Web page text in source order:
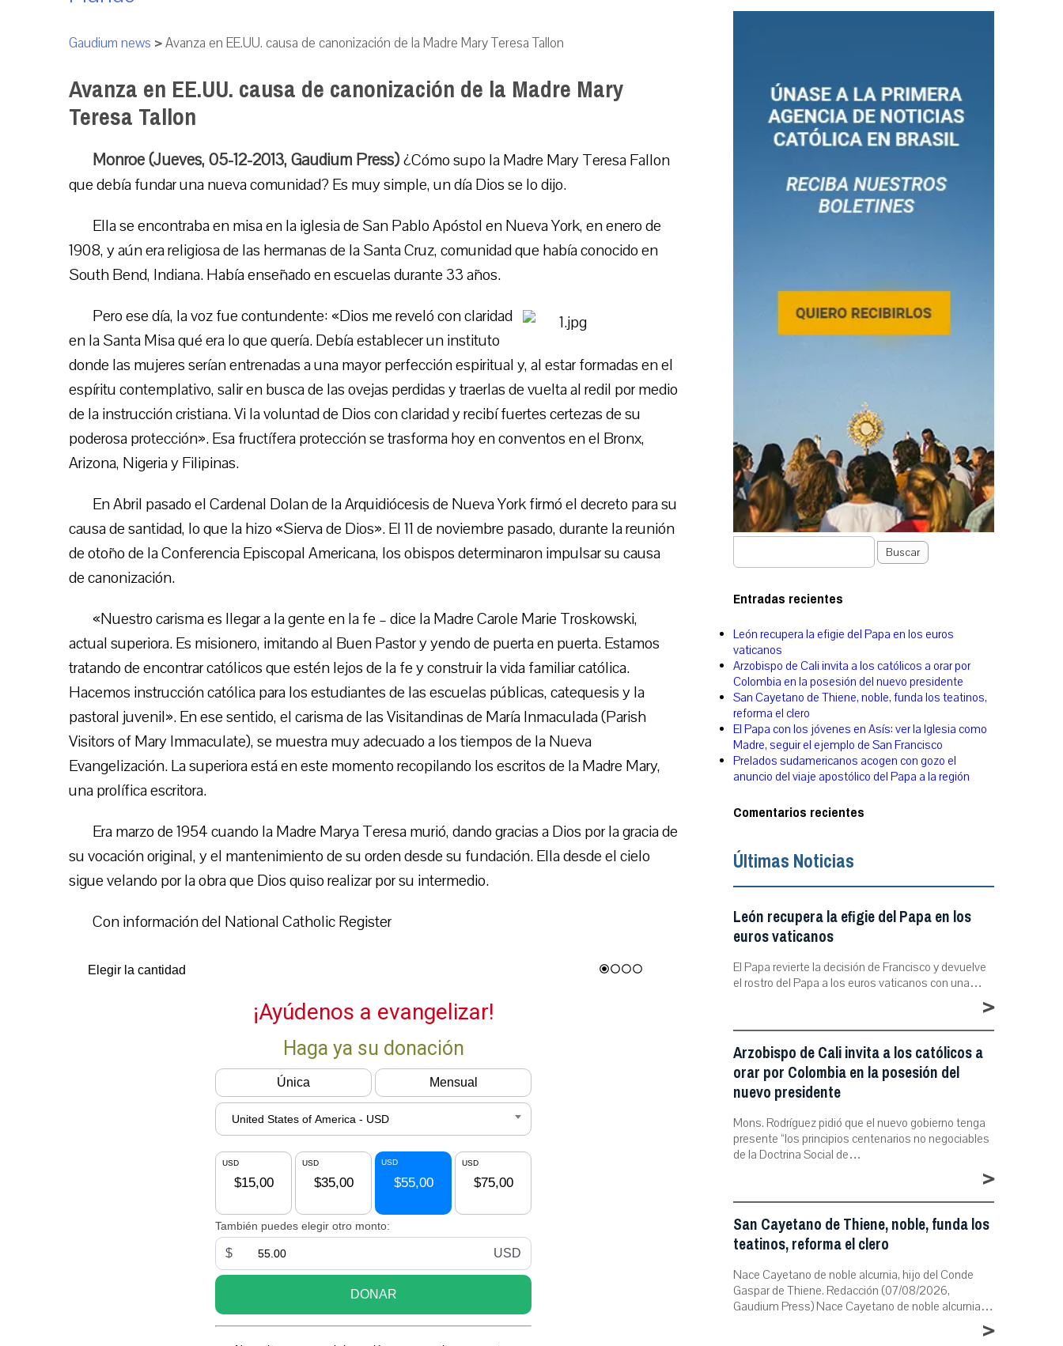
Gaudium news >Avanza en EE.UU. causa de canonización de la Madre Mary Teresa Tallon
Avanza en EE.UU. causa de canonización de la Madre Mary
Teresa Tallon
Monroe (Jueves, 05-12-2013, Gaudium Press)¿Cómo supo la Madre Mary Teresa Fallon
que debía fundar una nueva comunidad? Es muy simple, un día Dios se lo dijo.
Ella se encontraba en misa en la iglesia de San Pablo Apóstol en Nueva York, en enero de
1908, y aún era religiosa de las hermanas de la Santa Cruz, comunidad que había conocido en
South Bend, Indiana. Había enseñado en escuelas durante 33 años.
Pero ese día, la voz fue contundente: «Dios me reveló con claridad
en la Santa Misa qué era lo que quería. Debía establecer un instituto
donde las mujeres serían entrenadas a una mayor perfección espiritual y, al estar formadas en el
espíritu contemplativo, salir en busca de las ovejas perdidas y traerlas de vuelta al redil por medio
de la instrucción cristiana. Vi la voluntad de Dios con claridad y recibí fuertes certezas de su
poderosa protección». Esa fructífera protección se trasforma hoy en conventos en el Bronx,
Arizona, Nigeria y Filipinas.
En Abril pasado el Cardenal Dolan de la Arquidiócesis de Nueva York firmó el decreto para su
causa de santidad, lo que la hizo «Sierva de Dios». El 11 de noviembre pasado, durante la reunión
de otoño de la Conferencia Episcopal Americana, los obispos determinaron impulsar su causa
de canonización.
«Nuestro carisma es llegar a la gente en la fe – dice la Madre Carole Marie Troskowski,
actual superiora. Es misionero, imitando al Buen Pastor y yendo de puerta en puerta. Estamos
tratando de encontrar católicos que estén lejos de la fe y construir la vida familiar católica.
Hacemos instrucción católica para los estudiantes de las escuelas públicas, catequesis y la
pastoral juvenil». En ese sentido, el carisma de las Visitandinas de María Inmaculada (Parish
Visitors of Mary Immaculate), se muestra muy adecuado a los tiempos de la Nueva
Evangelización. La superiora está en este momento recopilando los escritos de la Madre Mary,
una prolífica escritora.
Era marzo de 1954 cuando la Madre Marya Teresa murió, dando gracias a Dios por la gracia de
su vocación original, y el mantenimiento de su orden desde su fundación. Ella desde el cielo
sigue velando por la obra que Dios quiso realizar por su intermedio.
Con información del National Catholic Register
Buscar
Entradas recientes
León recupera la efigie del Papa en los euros
vaticanos
Arzobispo de Cali invita a los católicos a orar por
Colombia en la posesión del nuevo presidente
San Cayetano de Thiene, noble, funda los teatinos,
reforma el clero
El Papa con los jóvenes en Asís: ver la Iglesia como
Madre, seguir el ejemplo de San Francisco
Prelados sudamericanos acogen con gozo el
anuncio del viaje apostólico del Papa a la región
Comentarios recientes
Últimas Noticias
León recupera la efigie del Papa en los
euros vaticanos
El Papa revierte la decisión de Francisco y devuelve
el rostro del Papa a los euros vaticanos con una…
>
Arzobispo de Cali invita a los católicos a
orar por Colombia en la posesión del
nuevo presidente
Mons. Rodríguez pidió que el nuevo gobierno tenga
presente “los principios centenarios no negociables
de la Doctrina Social de…
>
San Cayetano de Thiene, noble, funda los
teatinos, reforma el clero
Nace Cayetano de noble alcurnia, hijo del Conde
Gaspar de Thiene. Redacción (07/08/2026,
Gaudium Press) Nace Cayetano de noble alcurnia…
>